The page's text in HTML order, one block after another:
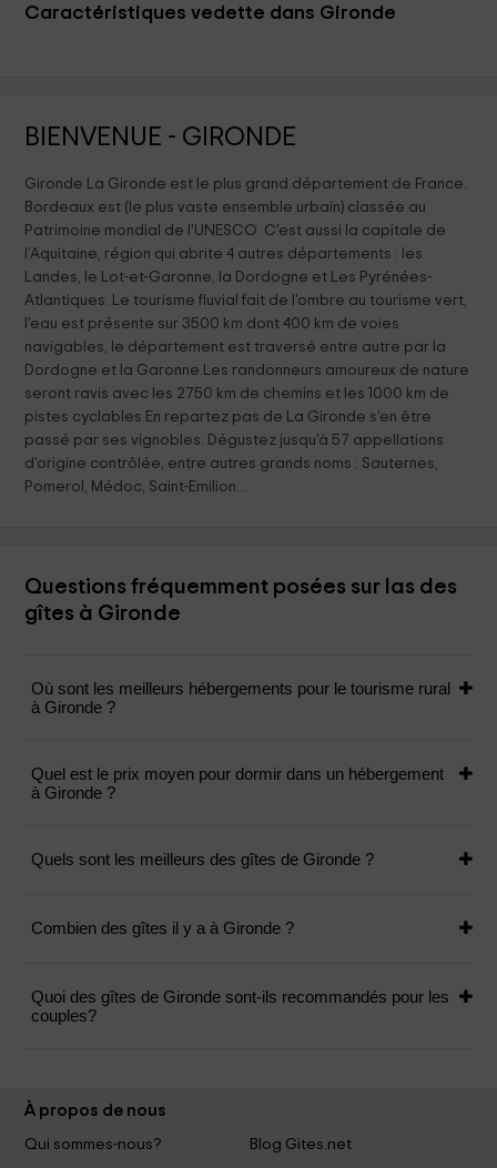
Caractéristiques vedette dans Gironde
BIENVENUE - GIRONDE
Gironde La Gironde est le plus grand département de France.
Bordeaux est (le plus vaste ensemble urbain) classée au
Patrimoine mondial de l'UNESCO. C'est aussi la capitale de
l’Aquitaine, région qui abrite 4 autres départements : les
Landes, le Lot-et-Garonne, la Dordogne et Les Pyrénées-
Atlantiques. Le tourisme fluvial fait de l'ombre au tourisme vert,
l'eau est présente sur 3500 km dont 400 km de voies
navigables, le département est traversé entre autre par la
Dordogne et la Garonne.Les randonneurs amoureux de nature
seront ravis avec les 2750 km de chemins et les 1000 km de
pistes cyclables.En repartez pas de La Gironde s'en être
passé par ses vignobles. Dégustez jusqu'à 57 appellations
d’origine contrôlée, entre autres grands noms : Sauternes,
Pomerol, Médoc, Saint-Emilion...
Questions fréquemment posées sur las des
gîtes à Gironde
Où sont les meilleurs hébergements pour le tourisme rural
à Gironde ?
Quel est le prix moyen pour dormir dans un hébergement
à Gironde ?
Quels sont les meilleurs des gîtes de Gironde ?
Combien des gîtes il y a à Gironde ?
Quoi des gîtes de Gironde sont-ils recommandés pour les
couples?
À propos de nous
Qui sommes-nous?
Blog Gites.net